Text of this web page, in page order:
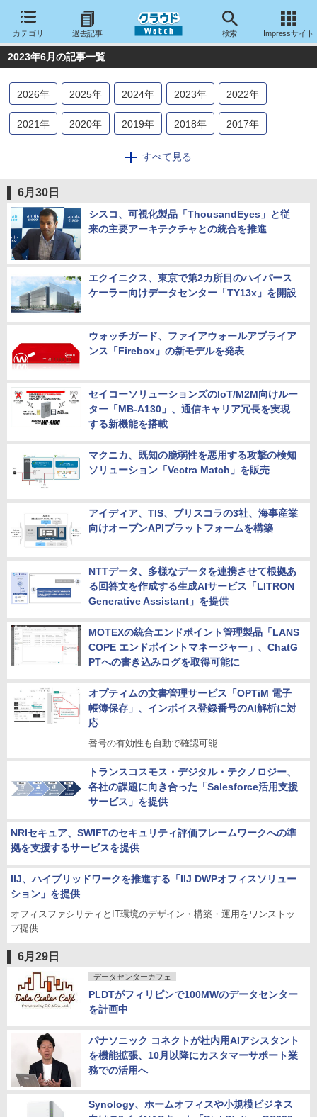
カテゴリ 過去記事 検索 Impressサイト
2023年6月の記事一覧
2026年 2025年 2024年 2023年 2022年
2021年 2020年 2019年 2018年 2017年
2014年 2013
2006年 2005年 2004年
すべて見る
6月30日
シスコ、可視化製品「ThousandEyes」と従
来の主要アーキテクチャとの統合を推進
エクイニクス、東京で第2カ所目のハイパース
ケーラー向けデータセンター「TY13x」を開設
ウォッチガード、ファイアウォールアプライア
ンス「Firebox」の新モデルを発表
セイコーソリューションズのIoT/M2M向けルー
ター「MB-A130」、通信キャリア冗長を実現
する新機能を搭載
マクニカ、既知の脆弱性を悪用する攻撃の検知
ソリューション「Vectra Match」を販売
アイディア、TIS、ブリスコラの3社、海事産業
向けオープンAPIプラットフォームを構築
NTTデータ、多様なデータを連携させて根拠あ
る回答文を作成する生成AIサービス「LITRON
Generative Assistant」を提供
MOTEXの統合エンドポイント管理製品「LANS
COPE エンドポイントマネージャー」、ChatG
PTへの書き込みログを取得可能に
オプティムの文書管理サービス「OPTiM 電子
帳簿保存」、インボイス登録番号のAI解析に対
応
番号の有効性も自動で確認可能
トランスコスモス・デジタル・テクノロジー、
各社の課題に向き合った「Salesforce活用支援
サービス」を提供
NRIセキュア、SWIFTのセキュリティ評価フレームワークへの準
拠を支援するサービスを提供
IIJ、ハイブリッドワークを推進する「IIJ DWPオフィスソリュー
ション」を提供
オフィスファシリティとIT環境のデザイン・構築・運用をワンストッ
プ提供
6月29日
データセンターカフェ
PLDTがフィリピンで100MWのデータセンター
を計画中
パナソニック コネクトが社内用AIアシスタント
を機能拡張、10月以降にカスタマーサポート業
務での活用へ
Synology、ホームオフィスや小規模ビジネス